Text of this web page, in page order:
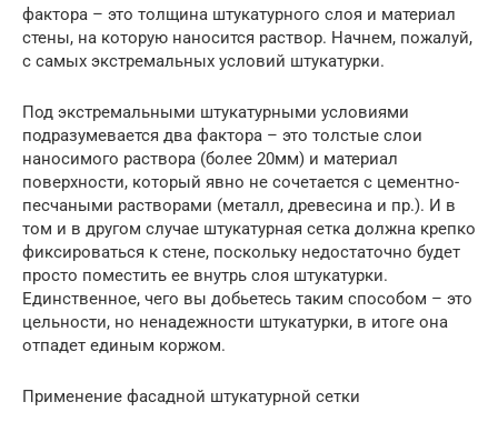
фактора – это толщина штукатурного слоя и материал
стены, на которую наносится раствор. Начнем, пожалуй,
с самых экстремальных условий штукатурки.
Под экстремальными штукатурными условиями
подразумевается два фактора – это толстые слои
наносимого раствора (более 20мм) и материал
поверхности, который явно не сочетается с цементно-
песчаными растворами (металл, древесина и пр.). И в
том и в другом случае штукатурная сетка должна крепко
фиксироваться к стене, поскольку недостаточно будет
просто поместить ее внутрь слоя штукатурки.
Единственное, чего вы добьетесь таким способом – это
цельности, но ненадежности штукатурки, в итоге она
отпадет единым коржом.
Применение фасадной штукатурной сетки